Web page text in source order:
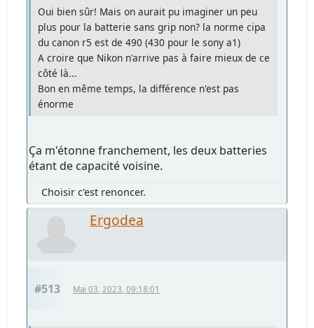
Oui bien sûr! Mais on aurait pu imaginer un peu
plus pour la batterie sans grip non? la norme cipa
du canon r5 est de 490 (430 pour le sony a1)
A croire que Nikon n'arrive pas à faire mieux de ce
côté là...
Bon en même temps, la différence n'est pas
énorme
Ça m'étonne franchement, les deux batteries
étant de capacité voisine.
Choisir c'est renoncer.
Ergodea
#513 Mai 03, 2023, 09:18:01